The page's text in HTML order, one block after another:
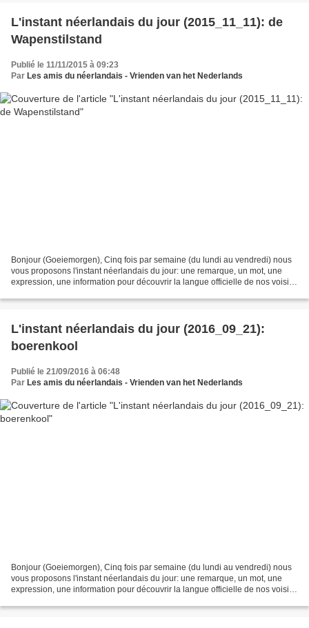
L'instant néerlandais du jour (2015_11_11): de
Wapenstilstand
Publié le 11/11/2015 à 09:23
Par Les amis du néerlandais - Vrienden van het Nederlands
Bonjour (Goeiemorgen), Cinq fois par semaine (du lundi au vendredi) nous
vous proposons l'instant néerlandais du jour: une remarque, un mot, une
expression, une information pour découvrir la langue officielle de nos voisins
L'instant néerlandais du jour (2016_09_21):
boerenkool
Publié le 21/09/2016 à 06:48
Par Les amis du néerlandais - Vrienden van het Nederlands
Bonjour (Goeiemorgen), Cinq fois par semaine (du lundi au vendredi) nous
vous proposons l'instant néerlandais du jour: une remarque, un mot, une
expression, une information pour découvrir la langue officielle de nos voisins